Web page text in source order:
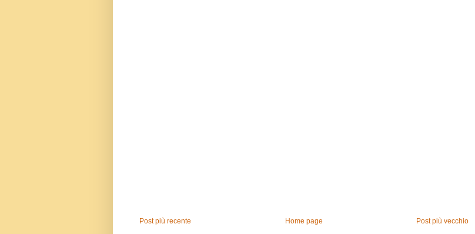
Post più recente Post più vecchio
Home page